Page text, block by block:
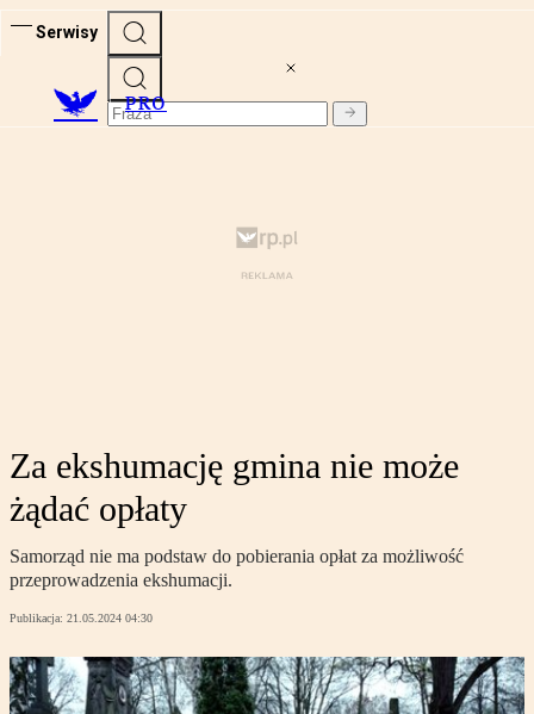
Serwisy
PRO
Za ekshumację gmina nie może
żądać opłaty
Samorząd nie ma podstaw do pobierania opłat za możliwość
przeprowadzenia ekshumacji.
Publikacja: 21.05.2024 04:30